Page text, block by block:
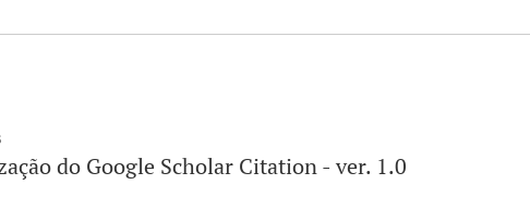
do Google Scholar Citation - ver. 1.0